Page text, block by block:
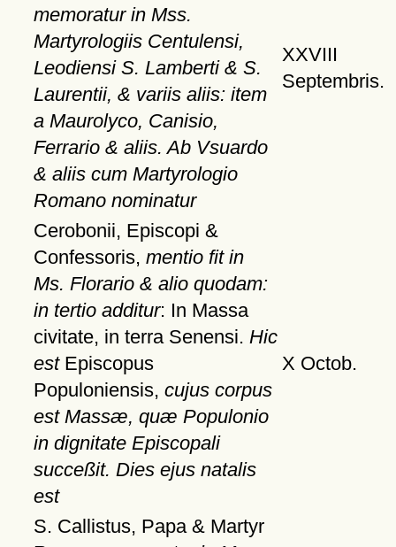
memoratur in Mss.
Martyrologiis Centulensi,
Leodiensi S. Lamberti & S.
Laurentii, & variis aliis: item
a Maurolyco, Canisio,
Ferrario & aliis. Ab Vsuardo
& aliis cum Martyrologio
Romano nominatur
XXVIII
Septembris.
Cerobonii, Episcopi &
Confessoris, mentio fit in
Ms. Florario & alio quodam:
in tertio additur: In Massa
civitate, in terra Senensi. Hic
estEpiscopus
Populoniensis, cujus corpus
est Massæ, quæ Populonio
in dignitate Episcopali
succeßit. Dies ejus natalis
est
X Octob.
S. Callistus, Papa & Martyr